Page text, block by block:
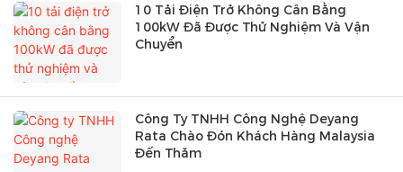
10 Tải Điện Trở Không Cân Bằng
100kW Đã Được Thử Nghiệm Và Vận
Chuyển
Công Ty TNHH Công Nghệ Deyang
Rata Chào Đón Khách Hàng Malaysia
Đến Thăm